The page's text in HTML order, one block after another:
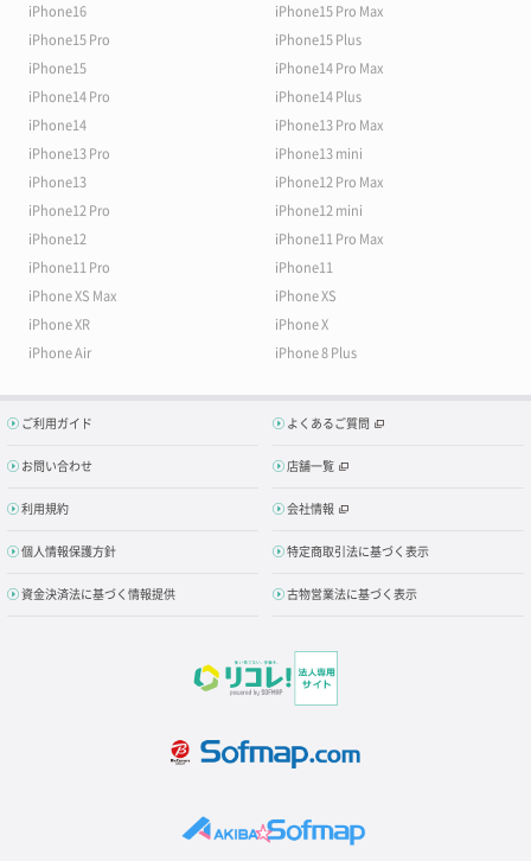
iPhone16
iPhone15 Pro Max
iPhone15 Pro
iPhone15 Plus
iPhone15
iPhone14 Pro Max
iPhone14 Pro
iPhone14 Plus
iPhone14
iPhone13 Pro Max
iPhone13 Pro
iPhone13 mini
iPhone13
iPhone12 Pro Max
iPhone12 Pro
iPhone12 mini
iPhone12
iPhone11 Pro Max
iPhone11 Pro
iPhone11
iPhone XS Max
iPhone XS
iPhone XR
iPhone X
iPhone Air
iPhone 8 Plus
ご利用ガイド よくあるご質問
お問い合わせ 店舗一覧
利用規約 会社情報
個人情報保護方針 特定商取引法に基づく表示
資金決済法に基づく情報提供 古物営業法に基づく表示